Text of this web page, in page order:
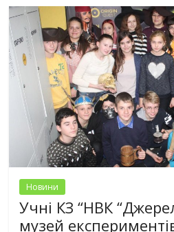
Новини
Учні КЗ “НВК
музей